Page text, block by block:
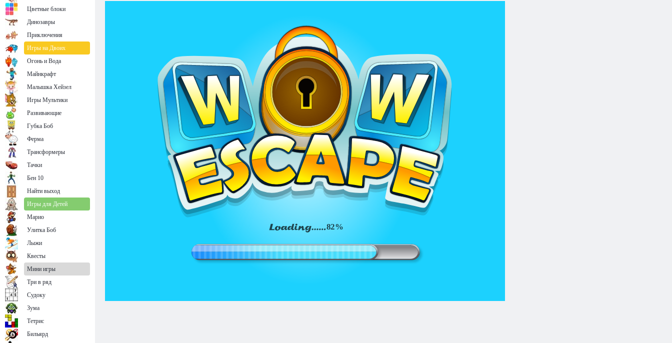
Цветные блоки
Динозавры
Приключения
Игры на Двоих
Огонь и Вода
Майнкрафт
Малышка Хейзел
Игры Мультики
Развивающие
Губка Боб
Ферма
Трансформеры
Тачки
Бен 10
Найти выход
Игры для Детей
Марио
Улитка Боб
Лыжи
Квесты
Мини игры
Три в ряд
Судоку
Зума
Тетрис
Бильярд